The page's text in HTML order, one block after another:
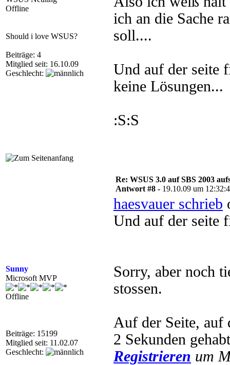
Offline
Should i love WSUS?
Beiträge: 4
Mitglied seit: 16.10.09
Geschlecht:
ich an die Sache
soll....
Und auf der seite
keine Lösungen...
:S:S
Sunny
Microsoft MVP
Offline
Beiträge: 15199
Mitglied seit: 11.02.07
Geschlecht:
Re: WSUS 3.0 auf SBS 2003
Antwort #8 - 19.10.09 um
haesvauer schrieb
Und auf der seite
Sorry, aber noch
stossen.
Auf der Seite, auf
2 Sekunden
Registrieren um